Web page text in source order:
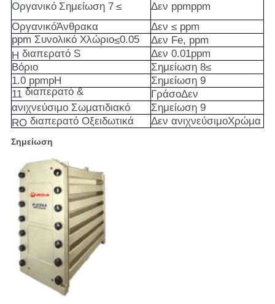
Οργανικό Σημείωση 7 ≤ Δεν ppmppm
ΟργανικόΆνθρακα Δεν ≤ ppm
ppm Συνολικό Χλώριο≤0.05 Δεν Fe, ppm
H διαπερατό S Δεν 0.01ppm
Βόριο
Σημείωση 8≤
1.0 ppmpH Σημείωση 9
11 διαπερατό & ΓράσοΔεν
ανιχνεύσιμο Σωματιδιακό Σημείωση 9
RO διαπερατό Οξειδωτικά Δεν ανιχνεύσιμοΧρώμα
Σημείωση